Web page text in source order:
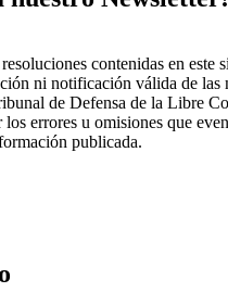
contenidas en este
ni notificación válida de las
de Defensa de la Libre
los errores u omisiones que
publicada.